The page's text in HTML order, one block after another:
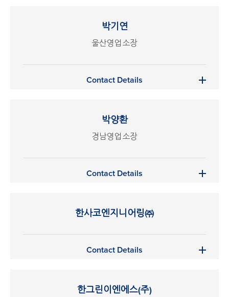
박기연
울산영업소장
Contact Details
박양환
경남영업소장
Contact Details
한사코엔지니어링㈜
Contact Details
한그린이엔에스(주)